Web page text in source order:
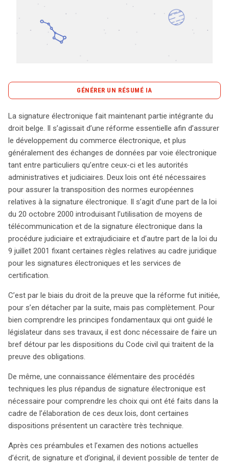
Rechercher
CONTACT
GÉNÉRER UN RÉSUMÉ IA
La signature électronique a pris une place cruciale dans
le droit belge, facilitant le commerce électronique et les
échanges de données entre particuliers et autorités.
Cette évolution s’est concrétisée grâce à deux lois
fondamentales : celle du 20 octobre 2000, qui intègre la
signature électronique dans les procédures judiciaires et
extrajudiciaires, et celle du 9 juillet 2001, qui établit un
cadre juridique pour ces signatures et les services de
certification associés. L’initiative législative découle
principalement du droit de la preuve, bien qu’elle ait
évolué pour inclure des aspects techniques spécifiques
à la signature électronique. Pour appréhender pleinement
les enjeux, il est essentiel de se référer aux dispositions
familiariser avec les techniques de signature
électronique les plus courantes. Après avoir posé les
bases des notions d’écrit, de signature et d’original, une
analyse des textes européens et belges permet de
dégager des lignes directrices, bien que des ambiguïtés
demeurent. Ce sujet, en constante évolution, soulève
des questions et des débats contemporains, reflétant la
complexité de l’intégration de la signature électronique
dans le paysage juridique. Cette étude, signée par
Laurent Giunotte, ne prétend pas à l’exhaustivité, mais
vise à initier le lecteur aux concepts fondamentaux et
La signature électronique fait maintenant partie intégrante du
droit belge. Il s’agissait d’une réforme essentielle afin d’assurer
le développement du commerce électronique, et plus
généralement des échanges de données par voie électronique
tant entre particuliers qu’entre ceux-ci et les autorités
administratives et judiciaires. Deux lois ont été nécessaires
pour assurer la transposition des normes européennes
relatives à la signature électronique. Il s’agit d’une part de la loi
du 20 octobre 2000 introduisant l’utilisation de moyens de
télécommunication et de la signature électronique dans la
procédure judiciaire et extrajudiciaire et d’autre part de la loi du
9 juillet 2001 fixant certaines règles relatives au cadre juridique
pour les signatures électroniques et les services de
certification.
C’est par le biais du droit de la preuve que la réforme fut initiée,
pour s’en détacher par la suite, mais pas complètement. Pour
bien comprendre les principes fondamentaux qui ont guidé le
législateur dans ses travaux, il est donc nécessaire de faire un
bref détour par les dispositions du Code civil qui traitent de la
preuve des obligations.
De même, une connaissance élémentaire des procédés
techniques les plus répandus de signature électronique est
nécessaire pour comprendre les choix qui ont été faits dans la
cadre de l’élaboration de ces deux lois, dont certaines
dispositions présentent un caractère très technique.
Après ces préambules et l’examen des notions actuelles
d’écrit, de signature et d’original, il devient possible de tenter de